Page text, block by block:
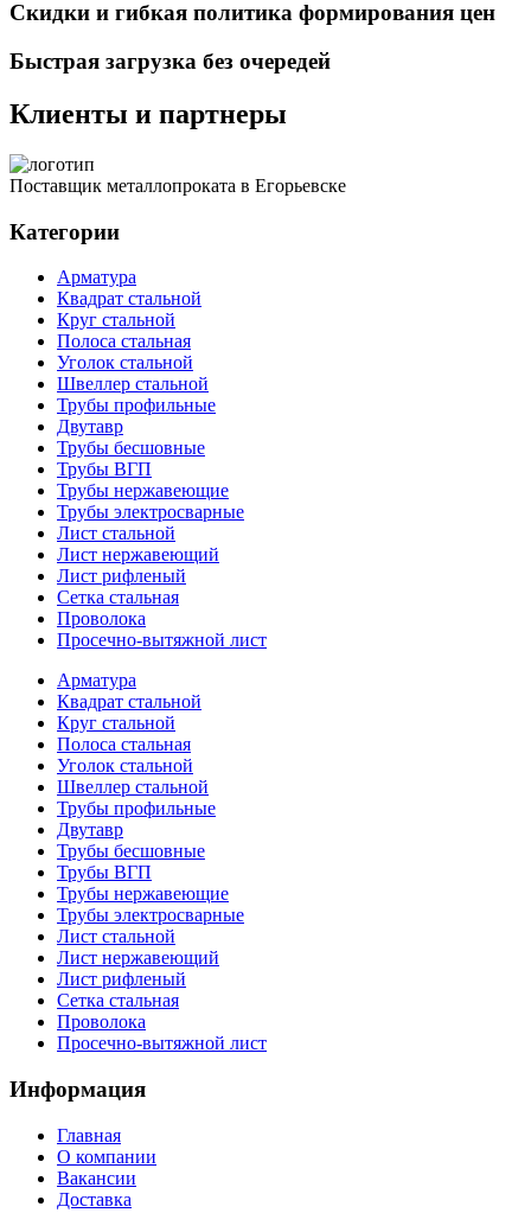
Скидки и гибкая политика формирования цен
Быстрая загрузка без очередей
Клиенты и партнеры
Поставщик металлопроката в Егорьевске
Категории
Арматура
Квадрат стальной
Круг стальной
Полоса стальная
Уголок стальной
Швеллер стальной
Трубы профильные
Двутавр
Трубы бесшовные
Трубы ВГП
Трубы нержавеющие
Трубы электросварные
Лист стальной
Лист нержавеющий
Лист рифленый
Сетка стальная
Проволока
Просечно-вытяжной лист
Арматура
Квадрат стальной
Круг стальной
Полоса стальная
Уголок стальной
Швеллер стальной
Трубы профильные
Двутавр
Трубы бесшовные
Трубы ВГП
Трубы нержавеющие
Трубы электросварные
Лист стальной
Лист нержавеющий
Лист рифленый
Сетка стальная
Проволока
Просечно-вытяжной лист
Информация
Главная
О компании
Вакансии
Доставка